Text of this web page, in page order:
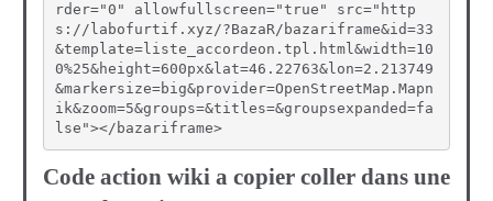
rder="0" allowfullscreen="true" src="http
s://labofurtif.xyz/?BazaR/bazariframe&id=33
&template=liste_accordeon.tpl.html&width=10
0%25&height=600px&lat=46.22763&lon=2.213749
&markersize=big&provider=OpenStreetMap.Mapn
ik&zoom=5&groups=&titles=&groupsexpanded=fa
lse"></bazariframe>
Code action wiki a copier coller dans une